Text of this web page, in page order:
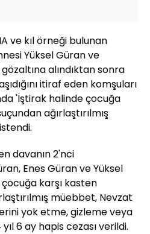
ve kıl örneği bulunan
Yüksel Güran ve
alındıktan sonra
itiraf eden komşuları
'İştirak halinde çocuğa
ağırlaştırılmış
davanın 2'nci
Enes Güran ve Yüksel
karşı kasten
müebbet, Nevzat
yok etme, gizleme veya
6 ay hapis cezası verildi.